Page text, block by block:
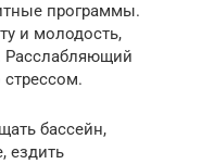
программы.
и молодость,
Расслабляющий
бассейн,
ездить